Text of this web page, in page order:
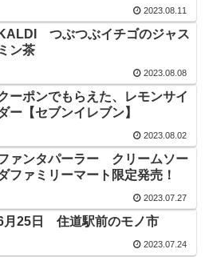
2023.08.11
KALDI つぶつぶイチゴのジャス
ミン茶
2023.08.08
ーポンでもらえた、レモンサイ
ー【セブンイレブン】
2023.08.02
ァンタパーラー クリームソー
ファミリーマート限定発売！
2023.07.27
月25日 住道駅前のモノ市
2023.07.24